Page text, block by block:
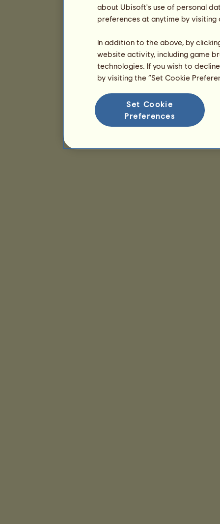
about Ubisoft's use of personal
preferences at anytime by
In addition to the above, by
website activity, including game
technologies. If you wish to
by visiting the “Set Cookie
Set Cookie
Preferences